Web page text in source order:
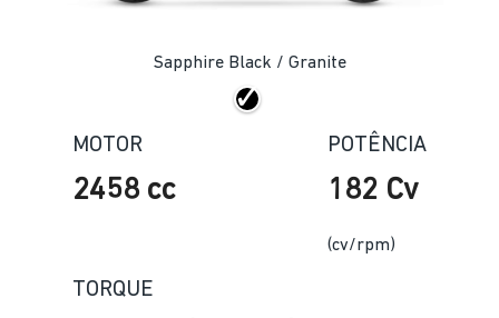
Sapphire Black / Granite
MOTOR
2458 cc
POTÊNCIA
182 Cv
(cv/rpm)
TORQUE